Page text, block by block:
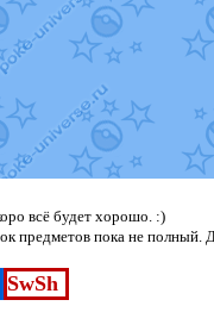
всё будет хорошо. :)
предметов пока не полный.
SwSh